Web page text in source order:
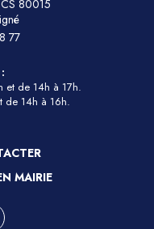
80015
77
et de 14h à 17h.
de 14h à 16h.
MAIRIE